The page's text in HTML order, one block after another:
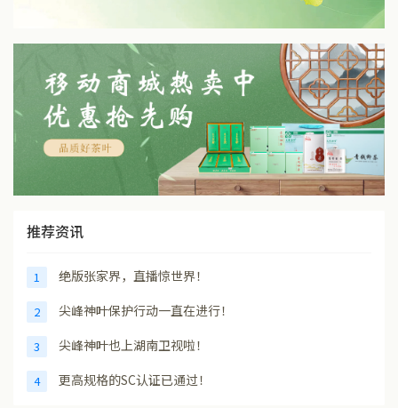
推荐资讯
1 绝版张家界，直播惊世界！
2 尖峰神叶保护行动一直在进行！
3 尖峰神叶也上湖南卫视啦！
4 更高规格的SC认证已通过！